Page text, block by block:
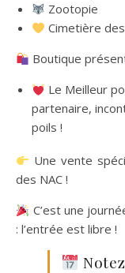
Zootopie
Cimetière
Boutique
Le Meilleur
partenaire,
poils !
Une vente
des NAC !
C’est une
: l’entrée est libre !